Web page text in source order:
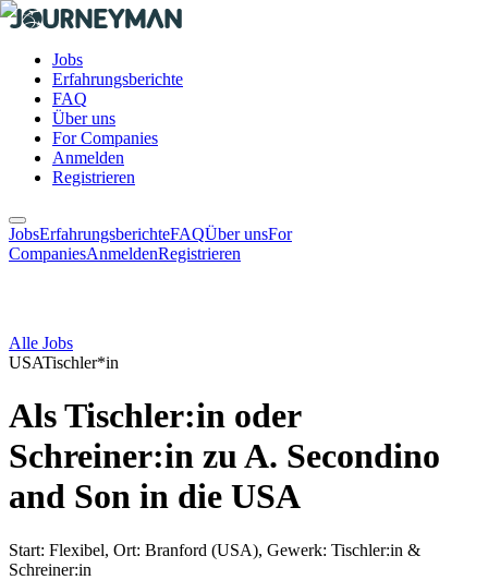
Jobs
Erfahrungsberichte
FAQ
Über uns
For Companies
Anmelden
Registrieren
JobsErfahrungsberichteFAQÜber unsFor
CompaniesAnmeldenRegistrieren
Alle Jobs
USATischler*in
Als Tischler:in oder
Schreiner:in zu A. Secondino
and Son in die USA
Start: Flexibel, Ort: Branford (USA), Gewerk: Tischler:in &
Schreiner:in